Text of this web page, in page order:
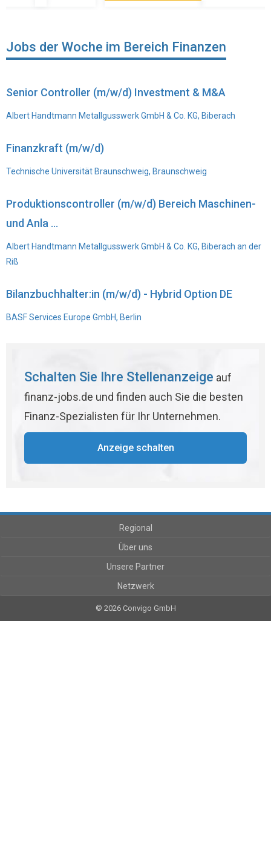
Jobs der Woche im Bereich Finanzen
Senior Controller (m/w/d) Investment & M&A
Albert Handtmann Metallgusswerk GmbH & Co. KG, Biberach
Finanzkraft (m/w/d)
Technische Universität Braunschweig, Braunschweig
Produktionscontroller (m/w/d) Bereich Maschinen-
und Anla ...
Albert Handtmann Metallgusswerk GmbH & Co. KG, Biberach an der
Riß
Bilanzbuchhalter:in (m/w/d) - Hybrid Option DE
BASF Services Europe GmbH, Berlin
Schalten Sie Ihre Stellenanzeige auf
finanz-jobs.de und finden auch Sie die besten
Finanz-Spezialisten für Ihr Unternehmen.
Anzeige schalten
Regional
Über uns
Unsere Partner
Netzwerk
© 2026 Convigo GmbH